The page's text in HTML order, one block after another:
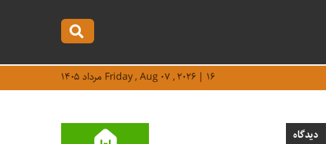
Friday , Aug ۰۷ , ۲۰۲۶ | ۱۶ مرداد ۱۴۰۵
دیدگاه